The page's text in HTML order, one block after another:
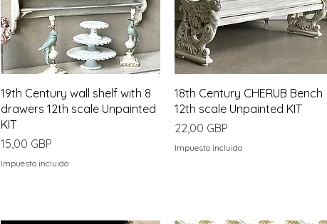
Vista rápida
19th Century wall shelf with 8
drawers 12th scale Unpainted
KIT
Precio
15,00 GBP
Impuesto incluido
Vista rápida
18th Century CHERUB Bench
12th scale Unpainted KIT
Precio
22,00 GBP
Impuesto incluido